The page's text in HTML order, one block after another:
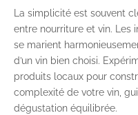
La simplicité est souvent
entre nourriture et vin. Les
se marient
d’un vin bien choisi.
produits locaux pour
complexité de votre vin,
dégustation équilibrée.